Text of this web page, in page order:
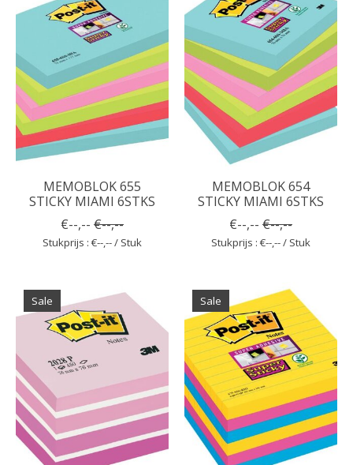
MEMOBLOK 655
STICKY MIAMI 6STKS
€--,-- €--,--
Stukprijs : €--,-- / Stuk
MEMOBLOK 654
STICKY MIAMI 6STKS
€--,-- €--,--
Stukprijs : €--,-- / Stuk
Sale Sale